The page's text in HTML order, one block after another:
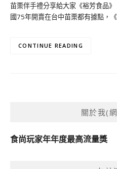
苗栗伴手禮分享給大家《裕芳食品
國75年開賣在台中苗栗都有據點，
CONTINUE READING
關於我(
食尚玩家年年度最高流量獎